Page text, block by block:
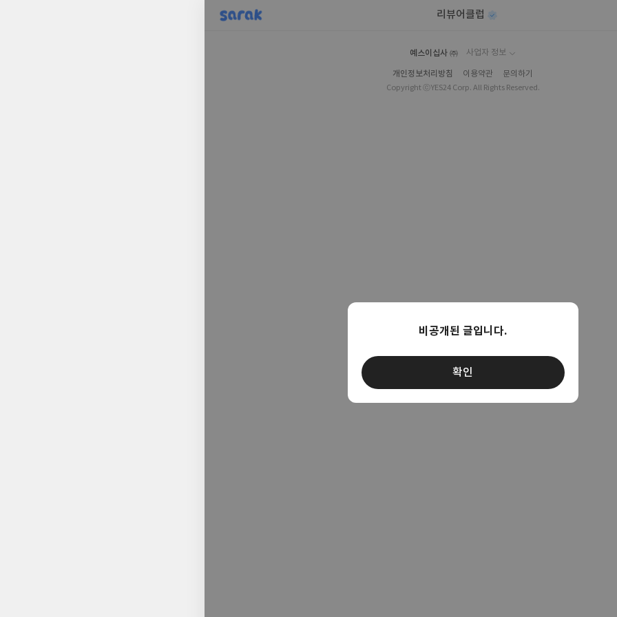
비공개된 글입니다.
확인
sarak 리뷰어클럽
예스이십사 ㈜ 사업자 정보
개인정보처리방침 이용약관
문의하기
Copyright ⓒYES24 Corp. All Rights Reserved.